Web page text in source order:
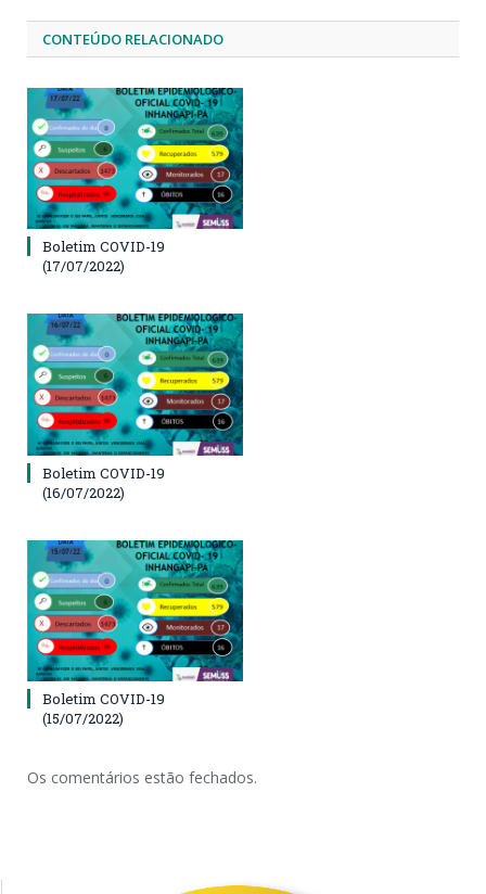
CONTEÚDO RELACIONADO
Boletim COVID-19
(17/07/2022)
Boletim COVID-19
(16/07/2022)
Boletim COVID-19
(15/07/2022)
Os comentários estão fechados.